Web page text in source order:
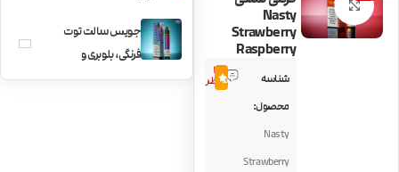
بزرگنمایی تصویر
Nasty
Strawberry
Raspberry
شناسه
محصول:
Nasty
Strawberry
3
نظر5.0
جویس سالت توت
فرنگی، بلوبری و
تمشک نستی